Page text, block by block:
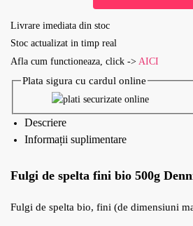
Livrare imediata din stoc
Stoc actualizat in timp real
Afla cum functioneaza, click -> AICI
Plata sigura cu cardul online
Descriere
Informații suplimentare
Fulgi de spelta fini bio 500g
Fulgi de spelta bio, fini (de dimensiuni